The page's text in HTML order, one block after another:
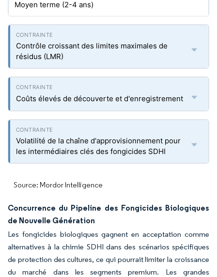
Moyen terme (2-4 ans)
Contrôle croissant des limites maximales de
résidus (LMR)
Coûts élevés de découverte et d'enregistrement
Volatilité de la chaîne d'approvisionnement pour
les intermédiaires clés des fongicides SDHI
Source: Mordor Intelligence
Concurrence du Pipeline des Fongicides Biologiques
de Nouvelle Génération
Les fongicides biologiques gagnent en acceptation comme
alternatives à la chimie SDHI dans des scénarios spécifiques
de protection des cultures, ce qui pourrait limiter la croissance
du marché dans les segments premium. Les grandes